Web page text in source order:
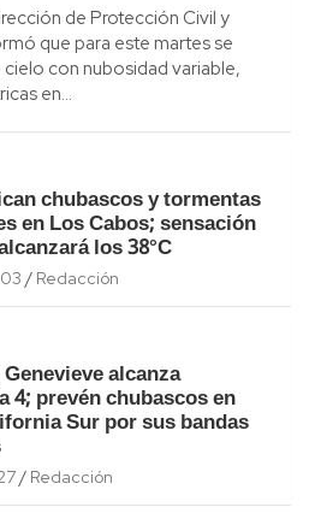
de Protección Civil y
que para este martes se
con nubosidad variable,
en…
chubascos y tormentas
en Los Cabos; sensación
los 38°C
Redacción
alcanza
4; prevén chubascos en
Sur por sus bandas
Redacción